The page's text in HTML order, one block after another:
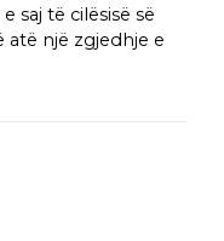
saj të cilësisë së
atë një zgjedhje e